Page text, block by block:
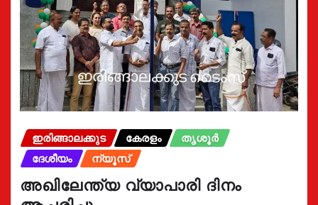
ഇരിങ്ങാലക്കുട കേരളം
തൃശൂർ
ദേശീയം
ന്യൂസ്
അഖിലേന്ത്യ വ്യാപാരി ദിനം